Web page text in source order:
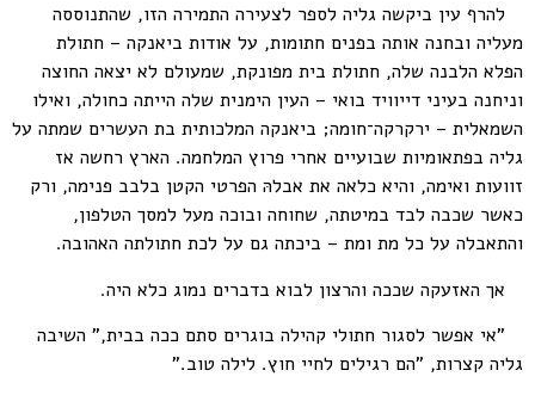
להרף עין ביקשה גליה לספר לצעירה התמירה הזו, שהתנוססה
מעליה ובחנה אותה בפנים חתומות, על אודות ביאנקה – חתולת
הפלא הלבנה שלה, חתולת בית מפונקת, שמעולם לא יצאה החוצה
וניחנה בעיני דייוויד בואי – העין הימנית שלה הייתה כחולה, ואילו
השמאלית – ירקרקה־חומה; ביאנקה המלכותית בת העשרים שמתה על
גליה בפתאומיות שבועיים אחרי פרוץ המלחמה. הארץ רחשה אז
זוועות ואימה, והיא כלאה את אבלהּ הפרטי הקטן בלבב פנימה, ורק
כאשר שכבה לבד במיטתה, שחוחה ובוכה מעל למסך הטלפון,
והתאבלה על כל מת ומת – ביכתה גם על לכת חתולתה האהובה.
אך האזעקה שככה והרצון לבוא בדברים נמוג כלא היה.
"אי אפשר לסגור חתולי קהילה בוגרים סתם ככה בבית," השיבה
גליה קצרות, "הם רגילים לחיי חוץ. לילה טוב."